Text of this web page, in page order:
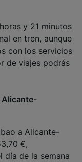
y 21 minutos
en tren, aunque
con los servicios
de viajes podrás
Alicante-
a Alicante-
€,
día de la semana